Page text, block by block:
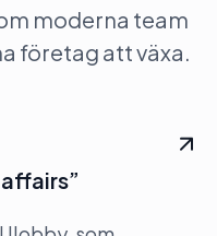
moderna team
företag att växa.